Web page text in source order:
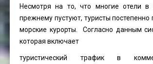
Несмотря на то, что многие отели в
прежнему пустуют, туристы постепенно
морские курорты. Согласно данным
которая включает
туристический трафик в